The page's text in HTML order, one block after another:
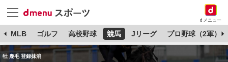
dメニュー
MLB ゴルフ 高校野球 競馬 Jリーグ プロ野球（2軍）
牡 鹿毛 登録抹消